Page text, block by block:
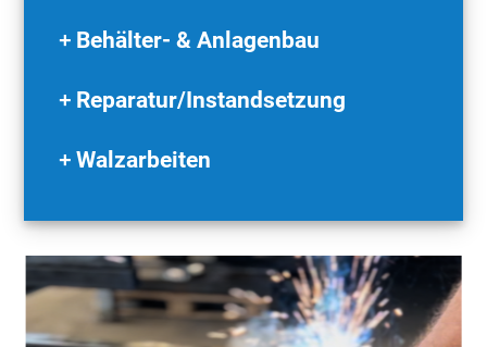
Behälter- & Anlagenbau
Reparatur/Instandsetzung
Walzarbeiten